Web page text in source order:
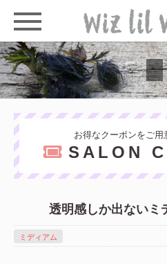
お得なクーポンをご用
SALON
透明感しか出ないミ
ミディアム